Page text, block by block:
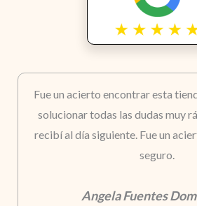
Fue un acierto encontrar esta
solucionar todas las dudas muy
recibí al día siguiente. Fue un
seguro.
Angela Fuentes